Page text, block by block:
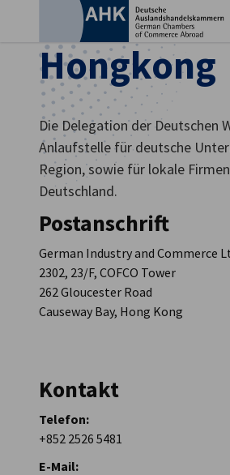
Hongkong
Die Delegation der Deutschen
Anlaufstelle für deutsche
Region, sowie für lokale
Deutschland.
Postanschrift
German Industry and Commerce
2302, 23/F, COFCO Tower
262 Gloucester Road
Causeway Bay, Hong Kong
Kontakt
Telefon:
+852 2526 5481
E-Mail: